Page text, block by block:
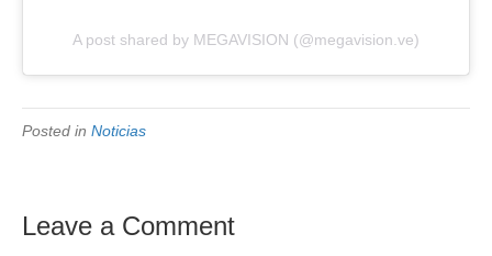
A post shared by MEGAVISION (@megavision.ve)
Posted in Noticias
Leave a Comment